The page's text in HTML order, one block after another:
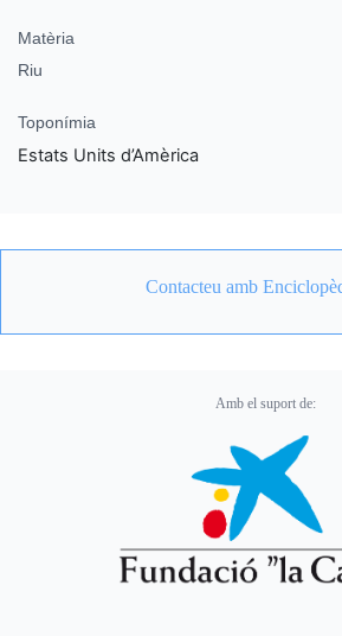
Matèria
Riu
Toponímia
Estats Units d’Amèrica
Contacteu amb
Amb el suport de: